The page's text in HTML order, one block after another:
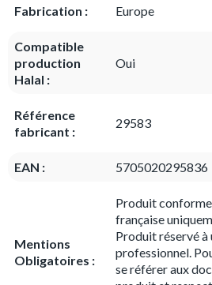
Fabrication : Europe
Compatible
production
Halal :
Oui
Référence
fabricant :
29583
EAN : 5705020295836
Mentions
Obligatoires :
Produit
française
Produit réservé à
professionnel.
se référer aux